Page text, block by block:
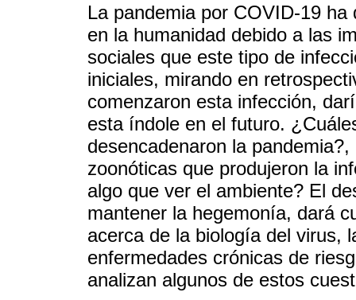
La pandemia por COVID-19
en la humanidad debido a las
sociales que este tipo de
iniciales, mirando en
comenzaron esta infección,
esta índole en el futuro.
desencadenaron la
zoonóticas que produjeron la
algo que ver el ambiente? El
mantener la hegemonía, dará
acerca de la biología del virus,
enfermedades crónicas de
analizan algunos de estos